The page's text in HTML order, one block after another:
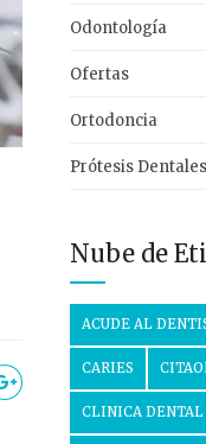
Odontología
Ofertas
Ortodoncia
Prótesis Dentales
Nube de
ACUDE AL
CARIES
CLINICA DENTAL